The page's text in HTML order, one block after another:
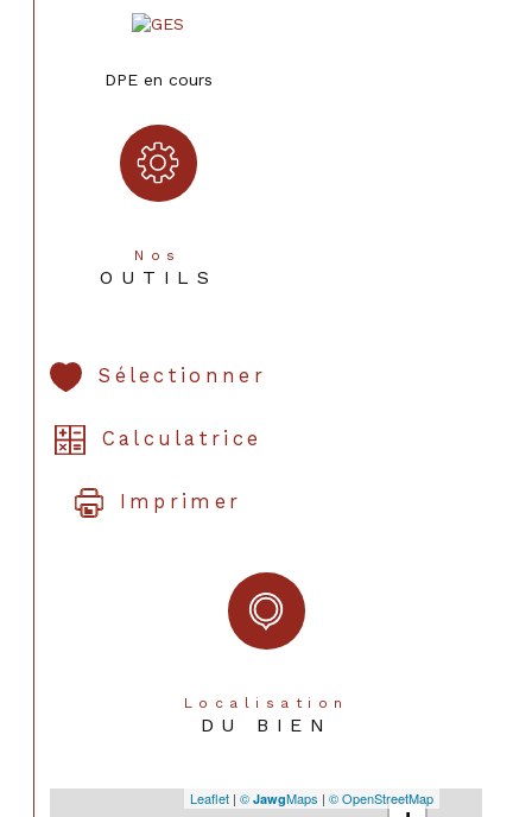
DPE en cours
Nos
OUTILS
Sélectionner
Calculatrice
Imprimer
Localisation
DU BIEN
Leaflet | © JawgMaps | © OpenStreetMap